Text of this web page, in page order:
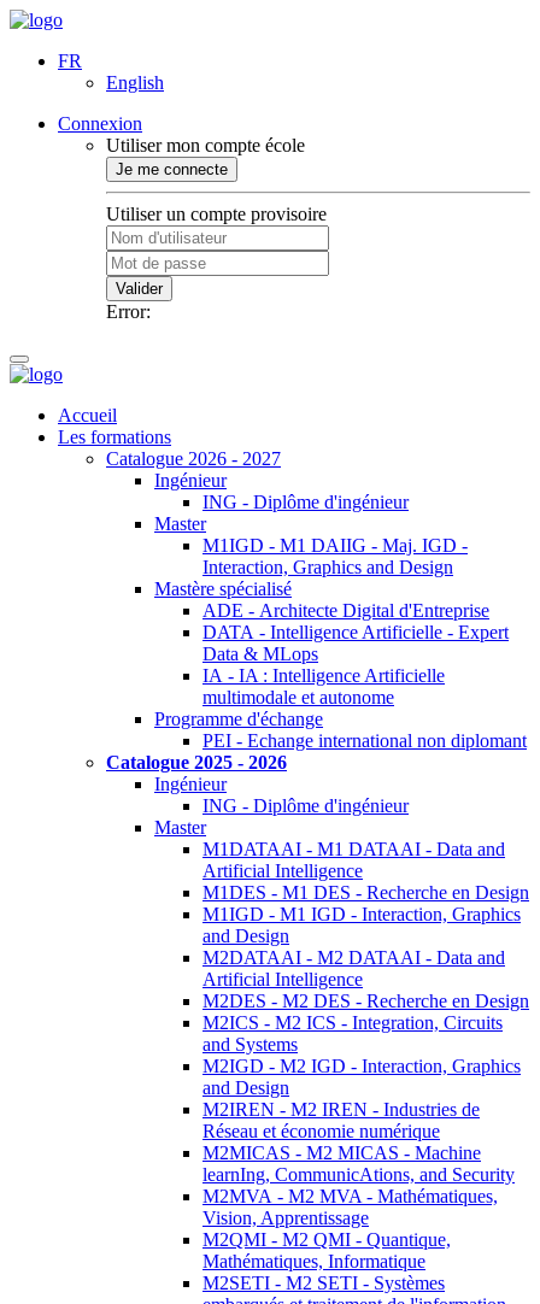
FR
English
Connexion
Utiliser mon compte école
Je me connecte
Utiliser un compte provisoire
Valider
Error:
Accueil
Les formations
Catalogue 2026 - 2027
Ingénieur
ING - Diplôme d'ingénieur
Master
M1IGD - M1 DAIIG - Maj. IGD -
Interaction, Graphics and Design
Mastère spécialisé
ADE - Architecte Digital d'Entreprise
DATA - Intelligence Artificielle - Expert
Data & MLops
IA - IA : Intelligence Artificielle
multimodale et autonome
Programme d'échange
PEI - Echange international non diplomant
Catalogue 2025 - 2026
Ingénieur
ING - Diplôme d'ingénieur
Master
M1DATAAI - M1 DATAAI - Data and
Artificial Intelligence
M1DES - M1 DES - Recherche en Design
M1IGD - M1 IGD - Interaction, Graphics
and Design
M2DATAAI - M2 DATAAI - Data and
Artificial Intelligence
M2DES - M2 DES - Recherche en Design
M2ICS - M2 ICS - Integration, Circuits
and Systems
M2IGD - M2 IGD - Interaction, Graphics
and Design
M2IREN - M2 IREN - Industries de
Réseau et économie numérique
M2MICAS - M2 MICAS - Machine
learnIng, CommunicAtions, and Security
M2MVA - M2 MVA - Mathématiques,
Vision, Apprentissage
M2QMI - M2 QMI - Quantique,
Mathématiques, Informatique
M2SETI - M2 SETI - Systèmes